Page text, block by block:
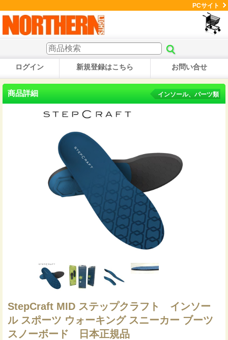
PCサイト
ログイン 新規登録はこちら お問い合せ
商品詳細 インソール、パーツ類
StepCraft MID ステップクラフト インソー
ル スポーツ ウォーキング スニーカー ブーツ
スノーボード 日本正規品